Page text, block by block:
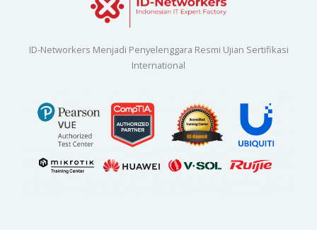
ID-Networkers Menjadi Penyelenggara Resmi Ujian Sertifikasi
International